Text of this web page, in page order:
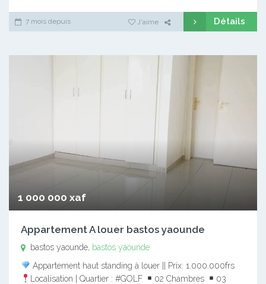
7 mois depuis J'aime Détails
1 000 000 xaf
Appartement A louer bastos yaounde
bastos yaounde, bastos yaounde
Appartement haut standing à louer || Prix: 1.000.000frs
Localisation | Quartier : #GOLF
02 Chambres
03